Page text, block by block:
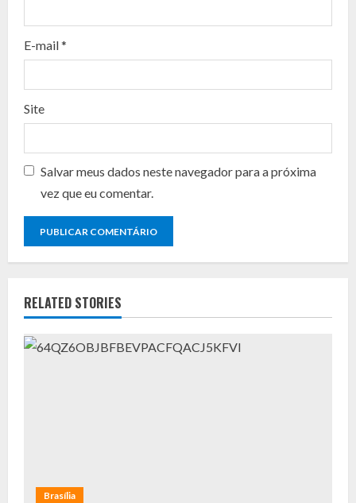
n
g
E-mail*
Site
Salvar meus dados neste navegador para a próxima
vez que eu comentar.
RELATED STORIES
Brasília